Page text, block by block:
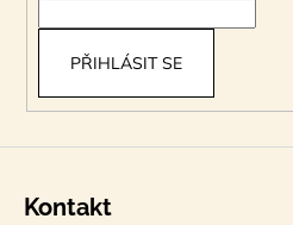
PŘIHLÁSIT SE
Kontakt